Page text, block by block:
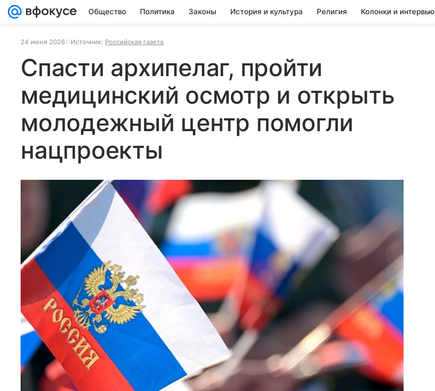
Общество Политика Законы История и культура Религия Колонки и интервью
24 июня 2026 Источник: Российская газета
Спасти архипелаг, пройти
медицинский осмотр и открыть
молодежный центр помогли
нацпроекты